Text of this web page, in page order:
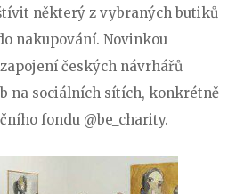
některý z vybraných butiků
nakupování. Novinkou
českých návrhářů
na sociálních sítích, konkrétně
fondu @be_charity.